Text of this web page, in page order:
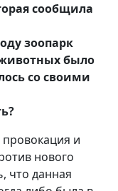
сообщила
зоопарк
было
со своими
и
нового
что данная